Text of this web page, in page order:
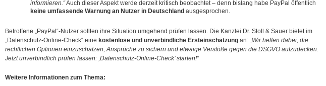
informieren.“Auch dieser Aspekt werde derzeit kritisch beobachtet – denn bislang habe PayPal öffentlich
keine umfassende Warnung an Nutzer in Deutschland ausgesprochen.
Betroffene „PayPal“-Nutzer sollten ihre Situation umgehend prüfen lassen. Die Kanzlei Dr. Stoll & Sauer bietet im
„Datenschutz-Online-Check“ eine kostenlose und unverbindliche Ersteinschätzung an: „Wir helfen dabei, die
rechtlichen Optionen einzuschätzen, Ansprüche zu sichern und etwaige Verstöße gegen die DSGVO aufzudecken.
Jetzt unverbindlich prüfen lassen: ,Datenschutz-Online-Check’ starten!“
Weitere Informationen zum Thema: